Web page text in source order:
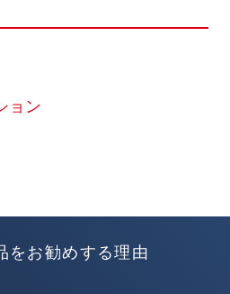
ョン
をお勧めする理由